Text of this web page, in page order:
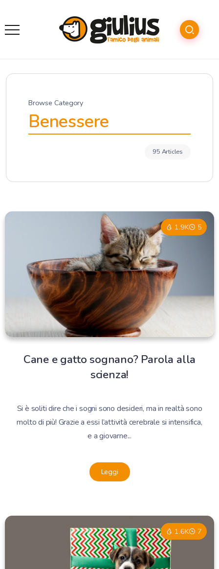
Browse Category
Benessere
95 Articles
1.9K 5
Cane e gatto sognano? Parola alla
scienza!
Si è soliti dire che i sogni sono desideri, ma in realtà sono
molto di più! Grazie a essi l’attività cerebrale si intensifica,
e a giovarne...
Leggi
1.6K 7